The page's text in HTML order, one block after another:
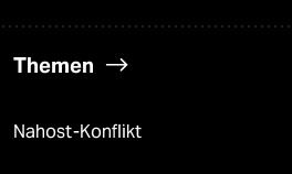
Themen
Nahost-Konflikt